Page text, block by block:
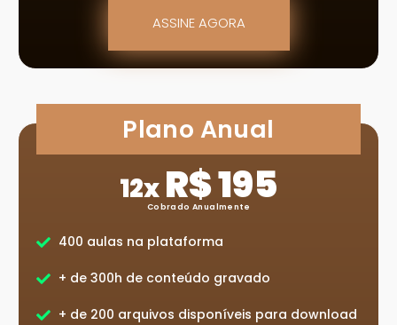
ASSINE AGORA
Plano Anual
12x R$ 195
Cobrado Anualmente
400 aulas na plataforma
+ de 300h de conteúdo gravado
+ de 200 arquivos disponíveis para download